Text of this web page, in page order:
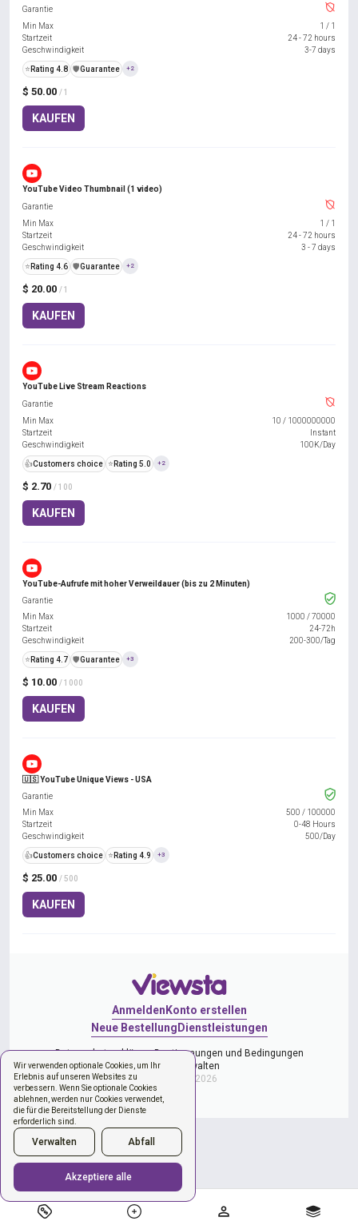
Wir verwenden optionale Cookies, um Ihr
Erlebnis auf unseren Websites zu
verbessern. Wenn Sie optionale Cookies
ablehnen, werden nur Cookies verwendet,
die für die Bereitstellung der Dienste
erforderlich sind.
Verwalten Abfall
Akzeptiere alle
$ 50.00 / 1
KAUFEN
Garantie
Min Max
1 / 1
Startzeit
24 - 72 hours
Geschwindigkeit
3-7 days
⭐ Rating 4.8 ️🛡️Guarantee +2
YouTube Video Thumbnail (1 video)
$ 20.00 / 1
KAUFEN
Garantie
Min Max
1 / 1
Startzeit
24 - 72 hours
Geschwindigkeit
3 - 7 days
⭐ Rating 4.6 ️🛡️Guarantee +2
YouTube Live Stream Reactions
$ 2.70 / 100
KAUFEN
Garantie
Min Max
10 / 1000000000
Startzeit
Instant
Geschwindigkeit
100K/Day
👍Customers choice ⭐ Rating 5.0 +2
YouTube-Aufrufe mit hoher Verweildauer (bis zu 2 Minuten)
$ 10.00 / 1000
KAUFEN
Garantie
Min Max
1000 /70000
Startzeit
24-72h
Geschwindigkeit
200-300/Tag
⭐ Rating 4.7 ️🛡️Guarantee +3
🇺🇸 YouTube Unique Views - USA
$ 25.00 / 500
KAUFEN
Garantie
Min Max
500 / 100000
Startzeit
0-48 Hours
Geschwindigkeit
500/Day
👍Customers choice ⭐ Rating 4.9 +3
Anmelden Konto erstellen
Neue Bestellung Dienstleistungen
DatenschutzerklärungBestimmungen und Bedingungen
Cookies verwalten
Copyright © 2026